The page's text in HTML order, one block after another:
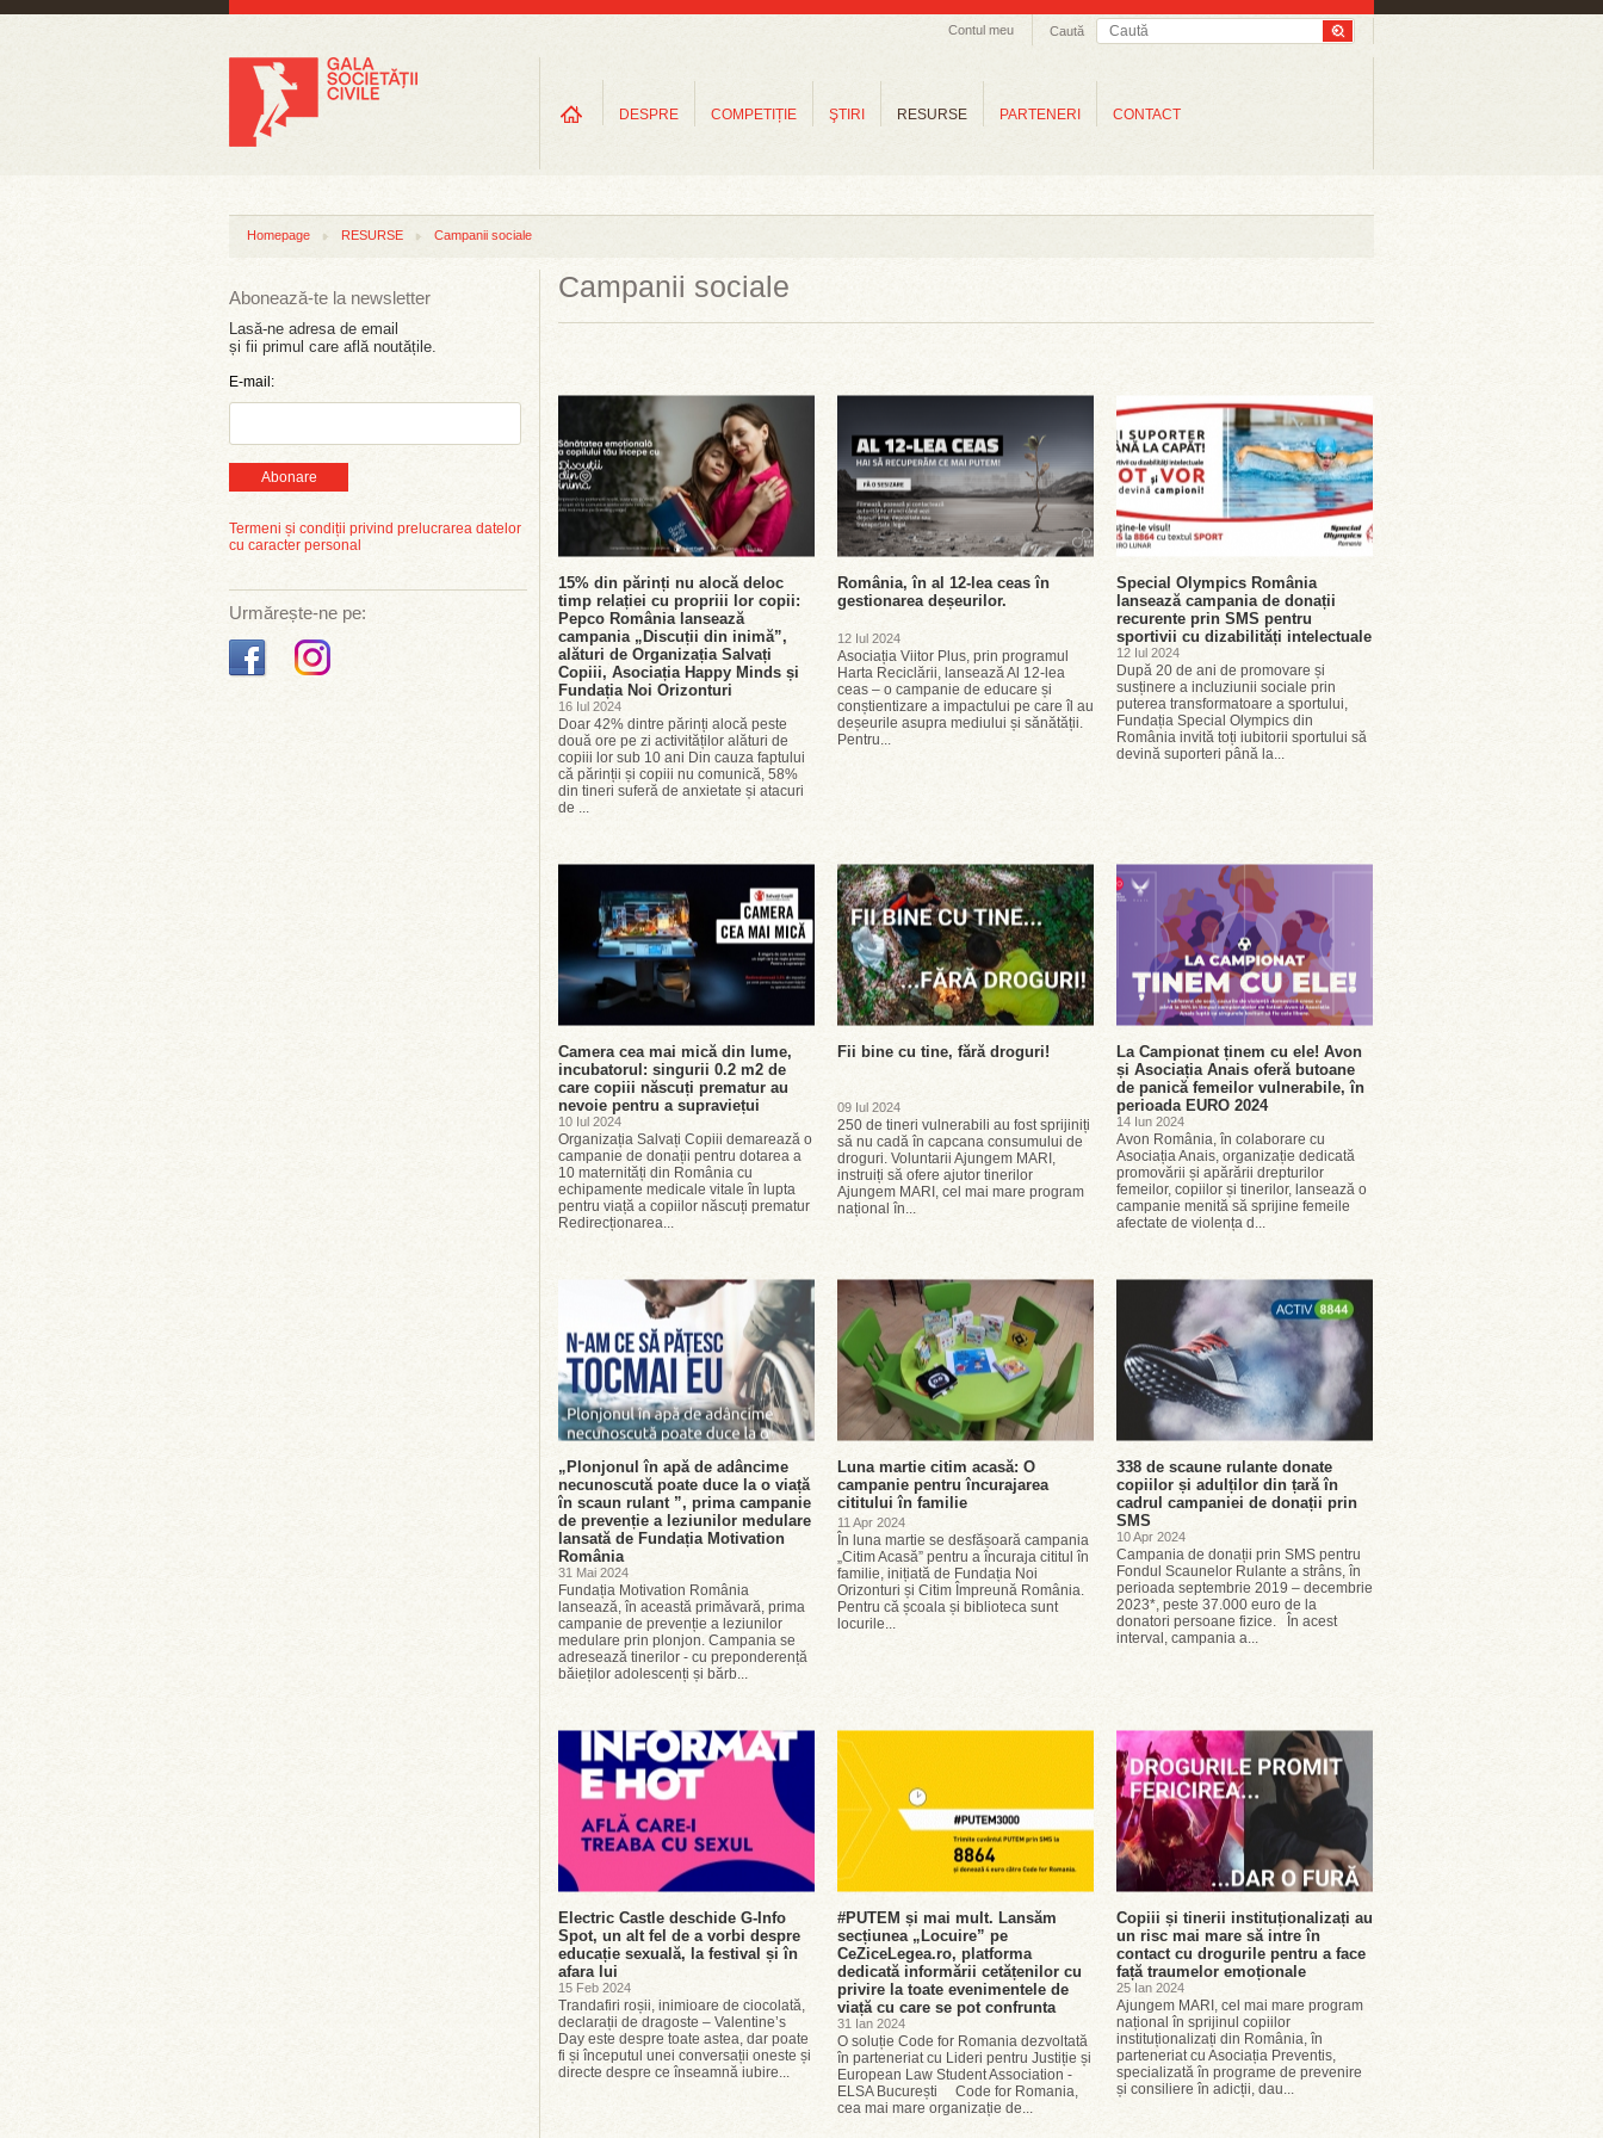
Caută
Contul meu
DESPRE COMPETIȚIE ŞTIRI RESURSE PARTENERI CONTACT
Homepage RESURSE Campanii sociale
Abonează-te la newsletter
Lasă-ne adresa de email
și fii primul care află noutățile.
E-mail:
Abonare
Termeni și condiții privind prelucrarea datelor
cu caracter personal
Urmărește-ne pe:
Campanii sociale
15% din părinți nu alocă deloc
timp relației cu propriii lor copii:
Pepco România lansează
campania „Discuții din inimă”,
alături de Organizația Salvați
Copiii, Asociația Happy Minds și
Fundația Noi Orizonturi
16 Iul 2024
Doar 42% dintre părinți alocă peste
două ore pe zi activităților alături de
copiii lor sub 10 ani Din cauza faptului
că părinții și copiii nu comunică, 58%
din tineri suferă de anxietate și atacuri
de ...
România, în al 12-lea ceas în
gestionarea deșeurilor.
12 Iul 2024
Asociația Viitor Plus, prin programul
Harta Reciclării, lansează Al 12-lea
ceas – o campanie de educare și
conștientizare a impactului pe care îl au
deșeurile asupra mediului și sănătății.
Pentru...
Special Olympics România
lansează campania de donații
recurente prin SMS pentru
sportivii cu dizabilități intelectuale
12 Iul 2024
După 20 de ani de promovare și
susținere a incluziunii sociale prin
puterea transformatoare a sportului,
Fundația Special Olympics din
România invită toți iubitorii sportului să
devină suporteri până la...
Camera cea mai mică din lume,
incubatorul: singurii 0.2 m2 de
care copiii născuți prematur au
nevoie pentru a supraviețui
10 Iul 2024
Organizația Salvați Copiii demarează o
campanie de donații pentru dotarea a
10 maternități din România cu
echipamente medicale vitale în lupta
pentru viață a copiilor născuți prematur
Redirecționarea...
Fii bine cu tine, fără droguri!
09 Iul 2024
250 de tineri vulnerabili au fost sprijiniți
să nu cadă în capcana consumului de
droguri. Voluntarii Ajungem MARI,
instruiți să ofere ajutor tinerilor
Ajungem MARI, cel mai mare program
național în...
La Campionat ținem cu ele! Avon
și Asociația Anais oferă butoane
de panică femeilor vulnerabile, în
perioada EURO 2024
14 Iun 2024
Avon România, în colaborare cu
Asociația Anais, organizație dedicată
promovării și apărării drepturilor
femeilor, copiilor și tinerilor, lansează o
campanie menită să sprijine femeile
afectate de violența d...
„Plonjonul în apă de adâncime
necunoscută poate duce la o viață
în scaun rulant ”, prima campanie
de prevenție a leziunilor medulare
lansată de Fundația Motivation
România
31 Mai 2024
Fundația Motivation România
lansează, în această primăvară, prima
campanie de prevenție a leziunilor
medulare prin plonjon. Campania se
adresează tinerilor - cu preponderență
băieților adolescenți și bărb...
Luna martie citim acasă: O
campanie pentru încurajarea
cititului în familie
11 Apr 2024
În luna martie se desfășoară campania
„Citim Acasă” pentru a încuraja cititul în
familie, inițiată de Fundația Noi
Orizonturi și Citim Împreună România.
Pentru că școala și biblioteca sunt
locurile...
338 de scaune rulante donate
copiilor și adulților din țară în
cadrul campaniei de donații prin
SMS
10 Apr 2024
Campania de donații prin SMS pentru
Fondul Scaunelor Rulante a strâns, în
perioada septembrie 2019 – decembrie
2023*, peste 37.000 euro de la
donatori persoane fizice. În acest
interval, campania a...
Electric Castle deschide G-Info
Spot, un alt fel de a vorbi despre
educație sexuală, la festival și în
afara lui
15 Feb 2024
Trandafiri roșii, inimioare de ciocolată,
declarații de dragoste – Valentine’s
Day este despre toate astea, dar poate
fi și începutul unei conversații oneste și
directe despre ce înseamnă iubire...
#PUTEM și mai mult. Lansăm
secțiunea „Locuire” pe
CeZiceLegea.ro, platforma
dedicată informării cetățenilor cu
privire la toate evenimentele de
viață cu care se pot confrunta
31 Ian 2024
O soluție Code for Romania dezvoltată
în parteneriat cu Lideri pentru Justiție și
European Law Student Association -
ELSA București Code for Romania,
cea mai mare organizație de...
Copiii și tinerii instituționalizați au
un risc mai mare să intre în
contact cu drogurile pentru a face
față traumelor emoționale
25 Ian 2024
Ajungem MARI, cel mai mare program
național în sprijinul copiilor
instituționalizați din România, în
parteneriat cu Asociația Preventis,
specializată în programe de prevenire
și consiliere în adicții, dau...